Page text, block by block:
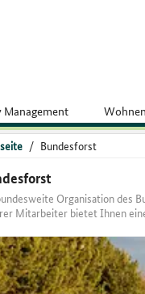
Management Wohnen
/ Bundesforst
Organisation des
Mitarbeiter bietet Ihnen